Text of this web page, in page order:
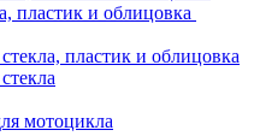
пластик и облицовка
пластик и облицовка
мотоцикла